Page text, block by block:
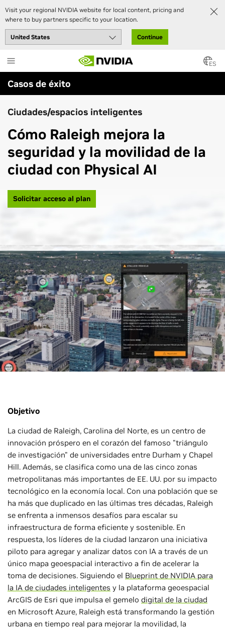
Visit your regional NVIDIA website for local content, pricing and
where to buy partners specific to your location.
Continue
to
main
content
ES
Casos de éxito
Ciudades/espacios inteligentes
Cómo Raleigh mejora la
seguridad y la movilidad de la
ciudad con Physical AI
Solicitar acceso al plan
Objetivo
La ciudad de Raleigh, Carolina del Norte, es un centro de
innovación próspero en el corazón del famoso "triángulo
de investigación" de universidades entre Durham y Chapel
Hill. Además, se clasifica como una de las cinco zonas
metropolitanas más importantes de EE. UU. por su impacto
tecnológico en la economía local. Con una población que se
ha más que duplicado en las últimas tres décadas, Raleigh
se enfrenta a inmensos desafíos para escalar su
infraestructura de forma eficiente y sostenible. En
respuesta, los líderes de la ciudad lanzaron una iniciativa
piloto para agregar y analizar datos con IA a través de un
único mapa geoespacial interactivo a fin de acelerar la
toma de decisiones. Siguiendo el Blueprint de NVIDIA para
la IA de ciudades inteligentes y la plataforma geoespacial
ArcGIS de Esri que impulsa el gemelo digital de la ciudad
en Microsoft Azure, Raleigh está transformando la gestión
urbana en tiempo real para mejorar la movilidad, la